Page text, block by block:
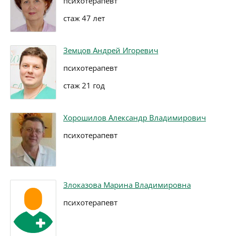
стаж 47 лет
Земцов Андрей Игоревич
психотерапевт
стаж 21 год
Хорошилов Александр Владимирович
психотерапевт
Злоказова Марина Владимировна
психотерапевт